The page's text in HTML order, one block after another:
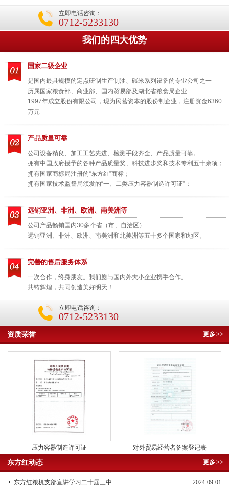
立即电话咨询：
0712-5233130
我们的四大优势
国家二级企业
是国内最具规模的定点研制生产制油、碾米系列设备的专业公司之一
历属国家粮食部、商业部、国内贸易部及湖北省粮食局企业
1997年成立股份有限公司，现为民营资本的股份制企业，注册资金6360
万元
产品质量可靠
公司设备精良、加工工艺先进、检测手段齐全、产品质量可靠。
拥有中国政府授予的各种产品质量奖、科技进步奖和技术专利五十余项；
拥有国家商标局注册的“东方红”商标；
拥有国家技术监督局颁发的“一、二类压力容器制造许可证”；
远销亚洲、非洲、欧洲、南美洲等
公司产品畅销国内30多个省（市、自治区）
远销亚洲、非洲、欧洲、南美洲和北美洲等五十多个国家和地区。
完善的售后服务体系
一次合作，终身朋友。我们愿与国内外大小企业携手合作。
共铸辉煌，共同创造美好明天！
立即电话咨询：
0712-5233130
更多>>
资质荣誉
压力容器制造许可证 对外贸易经营者备案登记表
更多>>
东方红动态
2024-09-01
东方红粮机支部宣讲学习二十届三中...